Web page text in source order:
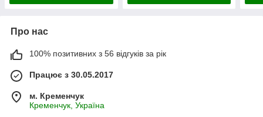
Про нас
100% позитивних з 56 відгуків за рік
Працює з 30.05.2017
м. Кременчук
Кременчук, Україна